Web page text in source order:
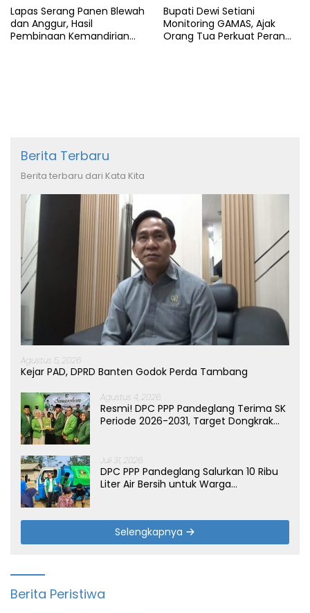
Lapas Serang Panen Blewah
dan Anggur, Hasil
Pembinaan Kemandirian
Bupati Dewi Setiani
Monitoring GAMAS, Ajak
Orang Tua Perkuat Peran
Berita Terbaru
Berita terbaru dari Kata Kita
Agustus 5, 2026
Kejar PAD, DPRD Banten Godok Perda Tambang
Agustus 4, 2026
Resmi! DPC PPP Pandeglang Terima SK
Periode 2026-2031, Target Dongkrak
Juli 31, 2026
DPC PPP Pandeglang Salurkan 10 Ribu
Liter Air Bersih untuk Warga
Selengkapnya
Berita Peristiwa